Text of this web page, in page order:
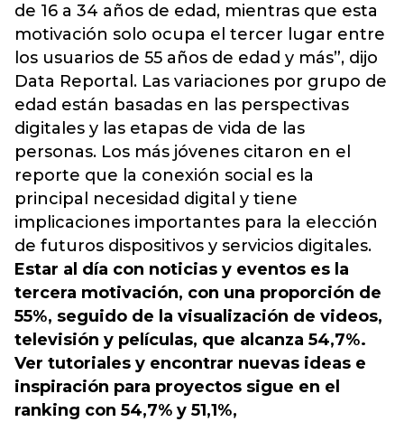
de 16 a 34 años de edad, mientras que esta
motivación solo ocupa el tercer lugar entre
los usuarios de 55 años de edad y más”, dijo
Data Reportal. Las variaciones por grupo de
edad están basadas en las perspectivas
digitales y las etapas de vida de las
personas. Los más jóvenes citaron en el
reporte que la conexión social es la
principal necesidad digital y tiene
implicaciones importantes para la elección
de futuros dispositivos y servicios digitales.
Estar al día con noticias y eventos es la
tercera motivación, con una proporción de
55%, seguido de la visualización de videos,
televisión y películas, que alcanza 54,7%.
Ver tutoriales y encontrar nuevas ideas e
inspiración para proyectos sigue en el
ranking con 54,7% y 51,1%,